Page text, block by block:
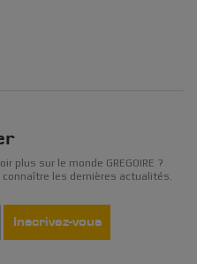
plus sur le monde GREGOIRE ?
connaître les dernières actualités.
Inscrivez-vous